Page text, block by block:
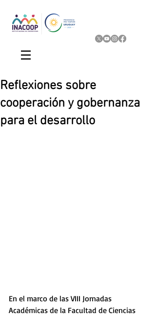
Reflexiones sobre
cooperación y gobernanza
para el desarrollo
En el marco de las VIII Jornadas
Académicas de la Facultad de Ciencias